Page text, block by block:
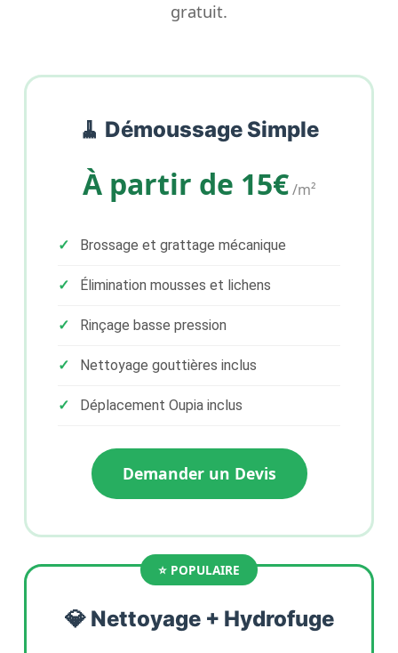
gratuit.
🧹 Démoussage Simple
À partir de 15€/m²
Brossage et grattage mécanique
Élimination mousses et lichens
Rinçage basse pression
Nettoyage gouttières inclus
Déplacement Oupia inclus
Demander un Devis
💎 Nettoyage + Hydrofuge